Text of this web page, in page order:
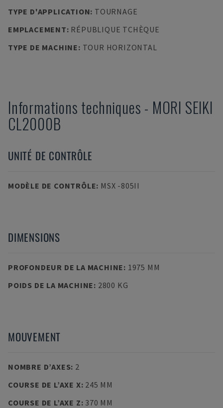
TYPE D'APPLICATION: TOURNAGE
EMPLACEMENT: RÉPUBLIQUE TCHÈQUE
TYPE DE MACHINE: TOUR HORIZONTAL
Informations techniques - MORI SEIKI
CL2000B
UNITÉ DE CONTRÔLE
MODÈLE DE CONTRÔLE: MSX -805II
DIMENSIONS
PROFONDEUR DE LA MACHINE: 1975 MM
POIDS DE LA MACHINE: 2800 KG
MOUVEMENT
NOMBRE D’AXES: 2
COURSE DE L’AXE X: 245 MM
COURSE DE L’AXE Z: 370 MM